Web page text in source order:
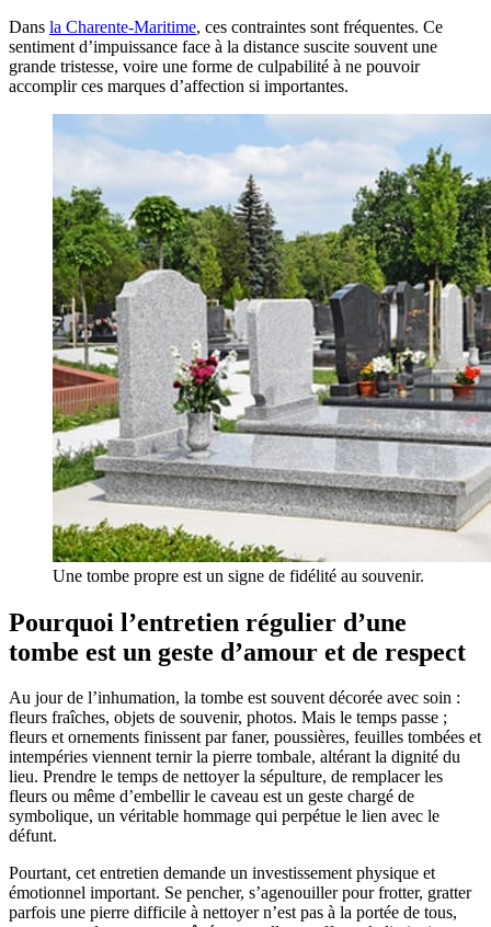
Dans la Charente-Maritime, ces contraintes sont fréquentes. Ce
sentiment d’impuissance face à la distance suscite souvent une
grande tristesse, voire une forme de culpabilité à ne pouvoir
accomplir ces marques d’affection si importantes.
Une tombe propre est un signe de fidélité au souvenir.
Pourquoi l’entretien régulier d’une
tombe est un geste d’amour et de respect
Au jour de l’inhumation, la tombe est souvent décorée avec soin :
fleurs fraîches, objets de souvenir, photos. Mais le temps passe ;
fleurs et ornements finissent par faner, poussières, feuilles tombées et
intempéries viennent ternir la pierre tombale, altérant la dignité du
lieu. Prendre le temps de nettoyer la sépulture, de remplacer les
fleurs ou même d’embellir le caveau est un geste chargé de
symbolique, un véritable hommage qui perpétue le lien avec le
défunt.
Pourtant, cet entretien demande un investissement physique et
émotionnel important. Se pencher, s’agenouiller pour frotter, gratter
parfois une pierre difficile à nettoyer n’est pas à la portée de tous,